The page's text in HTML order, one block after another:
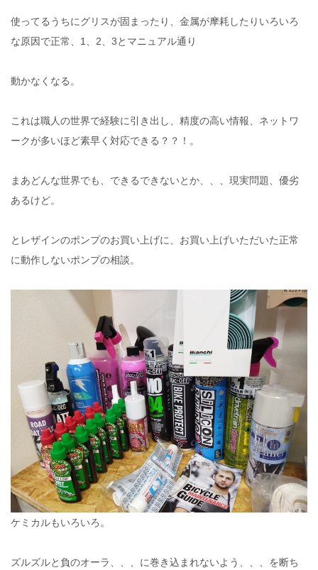
使ってるうちにグリスが固まったり、金属が摩耗したりいろいろ
な原因で正常、1、2、3とマニュアル通り
動かなくなる。
これは職人の世界で経験に引き出し、精度の高い情報、ネットワ
ークが多いほど素早く対応できる？？！。
まあどんな世界でも、できるできないとか、、、現実問題、優劣
あるけど。
とレザインのポンプのお買い上げに、お買い上げいただいた正常
に動作しないポンプの相談。
ケミカルもいろいろ。
ズルズルと負のオーラ、、、に巻き込まれないよう、、、を断ち